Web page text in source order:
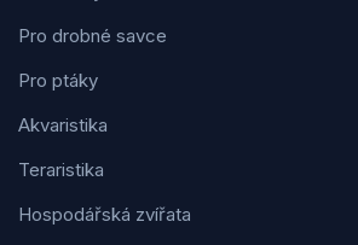
Pro drobné savce
Pro ptáky
Akvaristika
Teraristika
Hospodářská zvířata